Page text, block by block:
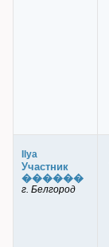
Ilya
Участник
������
г. Белгород